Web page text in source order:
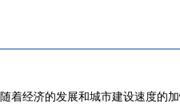
随着经济的发展和城市建设速度的加快